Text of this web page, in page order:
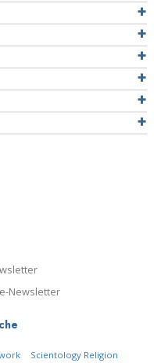
Newsletter
Scientology Religion